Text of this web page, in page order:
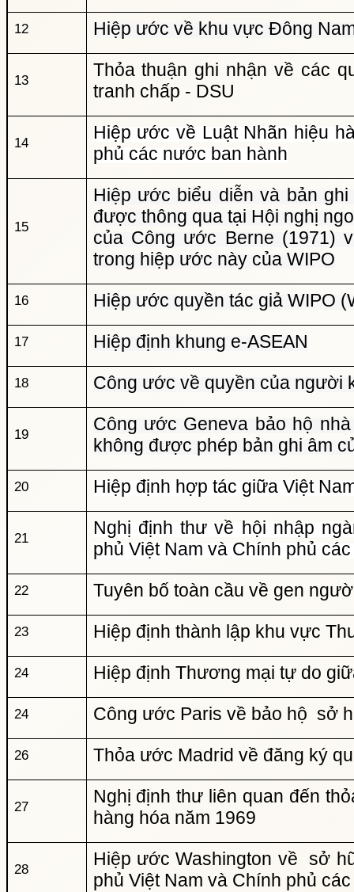
12 Hiệp ước về khu vực Đông
13
Thỏa thuận ghi nhận về các
tranh chấp - DSU
14
Hiệp ước về Luật Nhãn hiệu
phủ các nước ban hành
15
Hiệp ước biểu diễn và bản
được thông qua tại Hội nghị
của Công ước Berne (1971)
trong hiệp ước này của WIPO
16 Hiệp ước quyền tác giả WIPO
17 Hiệp định khung e-ASEAN
18 Công ước về quyền của người
19
Công ước Geneva bảo hộ
không được phép bản ghi âm
20 Hiệp định hợp tác giữa Việt
21
Nghị định thư về hội nhập
phủ Việt Nam và Chính phủ
22 Tuyên bố toàn cầu về gen
23 Hiệp định thành lập khu vực
24 Hiệp định Thương mại tự do
24 Công ước Paris về bảo hộ sở
26 Thỏa ước Madrid về đăng ký
27
Nghị định thư liên quan đến
hàng hóa năm 1969
28
Hiệp ước Washington về sở
phủ Việt Nam và Chính phủ